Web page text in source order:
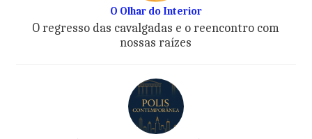
O Olhar do Interior
O regresso das cavalgadas e o reencontro com
nossas raízes